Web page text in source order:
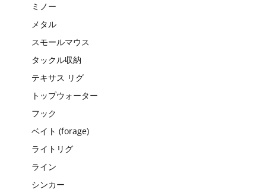
ミノー
メタル
スモールマウス
タックル収納
テキサス リグ
トップウォーター
フック
ベイト (forage)
ライトリグ
ライン
シンカー